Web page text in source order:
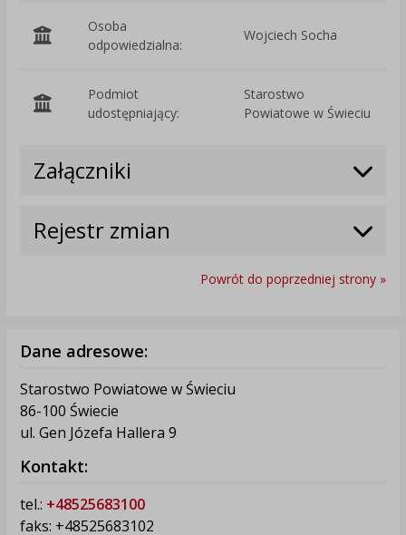
Osoba
odpowiedzialna:
Wojciech Socha
Podmiot
udostępniający:
Starostwo
Powiatowe w Świeciu
Załączniki
Rejestr zmian
Powrót do poprzedniej strony »
Dane adresowe:
Starostwo Powiatowe w Świeciu
86-100 Świecie
ul. Gen Józefa Hallera 9
Kontakt:
tel.: +48525683100
faks: +48525683102